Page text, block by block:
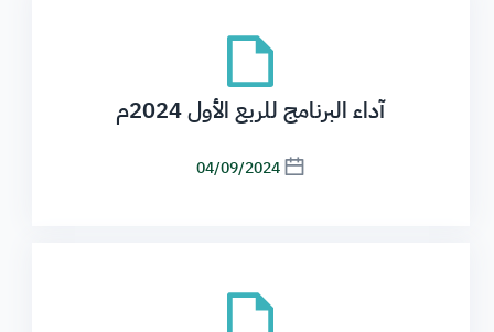
آداء البرنامج للربع الأول 2024م
04/09/2024